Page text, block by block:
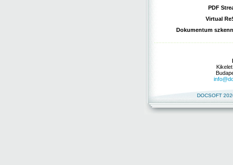
PDF
Virtual
Dokumentum
DOCSOFT